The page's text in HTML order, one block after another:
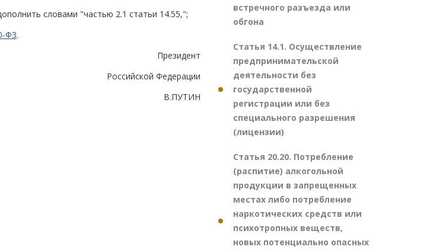
словами "частью 2.1 статьи 14.55,";
ФЗ.
Президент
Российской Федерации
В.ПУТИН
встречного разъезда или
обгона
Статья 14.1. Осуществление
предпринимательской
деятельности без
государственной
регистрации или без
специального разрешения
(лицензии)
Статья 20.20. Потребление
(распитие) алкогольной
продукции в запрещенных
местах либо потребление
наркотических средств или
психотропных веществ,
новых потенциально опасных